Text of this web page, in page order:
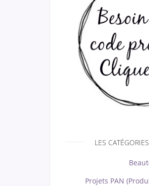
LES
Projets PAN